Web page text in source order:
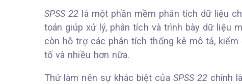
SPSS 22 là một phần mềm phân tích dữ liệu
toán giúp xử lý, phân tích và trình bày dữ liệu
còn hỗ trợ các phân tích thống kê mô tả,
tố và nhiều hơn nữa.
Thứ làm nên sự khác biệt của SPSS 22 chính